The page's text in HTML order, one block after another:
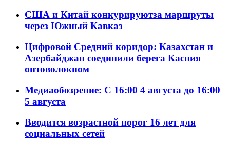
США и Китай конкурируютза маршруты
через Южный Кавказ
Цифровой Средний коридор: Казахстан и
Азербайджан соединили берега Каспия
оптоволокном
Медиаобозрение: С 16:00 4 августа до 16:00
5 августа
Вводится возрастной порог 16 лет для
социальных сетей